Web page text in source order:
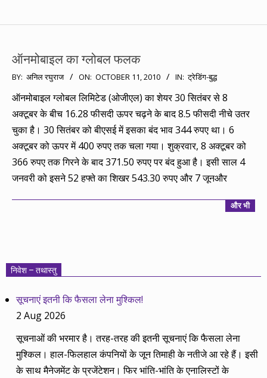
ऑनमोबाइल का ग्लोबल फलक
2010-
10-
BY: अनिल रघुराज ON: OCTOBER 11, 2010 IN: ट्रेडिंग-बुद्ध
ऑनमोबाइल ग्लोबल लिमिटेड (ओजीएल) का शेयर 30 सितंबर से 8
अक्टूबर के बीच 16.28 फीसदी ऊपर चढ़ने के बाद 8.5 फीसदी नीचे उतर
चुका है। 30 सितंबर को बीएसई में इसका बंद भाव 344 रुपए था। 6
अक्टूबर को ऊपर में 400 रुपए तक चला गया। शुक्रवार, 8 अक्टूबर को
366 रुपए तक गिरने के बाद 371.50 रुपए पर बंद हुआ है। इसी साल 4
जनवरी को इसने 52 हफ्ते का शिखर 543.30 रुपए और 7 जूनऔर
और भी
निवेश – तथास्तु
सूचनाएं इतनी कि फैसला लेना मुश्किल!
2 Aug 2026
सूचनाओं की भरमार है। तरह-तरह की इतनी सूचनाएं कि फैसला लेना
मुश्किल। हाल-फिलहाल कंपनियों के जून तिमाही के नतीजे आ रहे हैं। इसी
के साथ मैनेजमेंट के प्रजेंटेशन। फिर भांति-भांति के एनालिस्टों के